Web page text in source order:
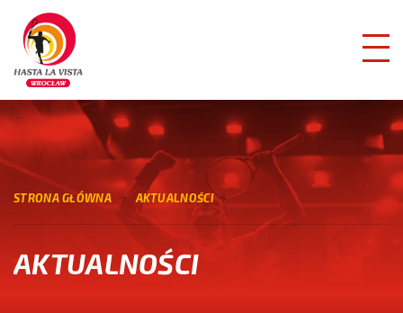
STRONA GŁÓWNA AKTUALNOŚCI
AKTUALNOŚCI